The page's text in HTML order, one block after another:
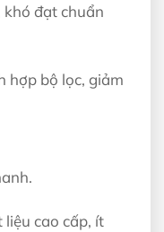
khó đạt chuẩn
hợp bộ lọc, giảm
cao cấp, ít